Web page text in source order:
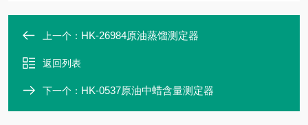
上一个： HK-26984原油蒸馏测定器
返回列表
下一个： HK-0537原油中蜡含量测定器